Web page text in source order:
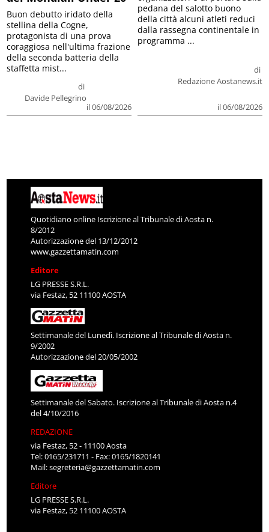
di
Davide Pellegrino
il 06/08/2026
Buon debutto iridato della
stellina della Cogne,
protagonista di una prova
coraggiosa nell'ultima frazione
della seconda batteria della
staffetta mist...
di
Redazione Aostanews.it
il 06/08/2026
pedana del salotto buono
della città alcuni atleti reduci
dalla rassegna continentale in
programma ...
Quotidiano online Iscrizione al Tribunale di Aosta n.
8/2012
Autorizzazione del 13/12/2012
www.gazzettamatin.com
Editore
LG PRESSE S.R.L.
via Festaz, 52 11100 AOSTA
Settimanale del Lunedì. Iscrizione al Tribunale di Aosta n.
9/2002
Autorizzazione del 20/05/2002
Settimanale del Sabato. Iscrizione al Tribunale di Aosta n.4
del 4/10/2016
REDAZIONE
via Festaz, 52 - 11100 Aosta
Tel: 0165/231711 - Fax: 0165/1820141
Mail:segreteria@gazzettamatin.com
Editore
LG PRESSE S.R.L.
via Festaz, 52 11100 AOSTA